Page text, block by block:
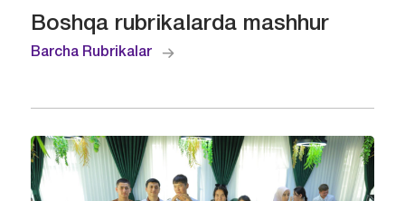
Boshqa rubrikalarda mashhur
Barcha Rubrikalar